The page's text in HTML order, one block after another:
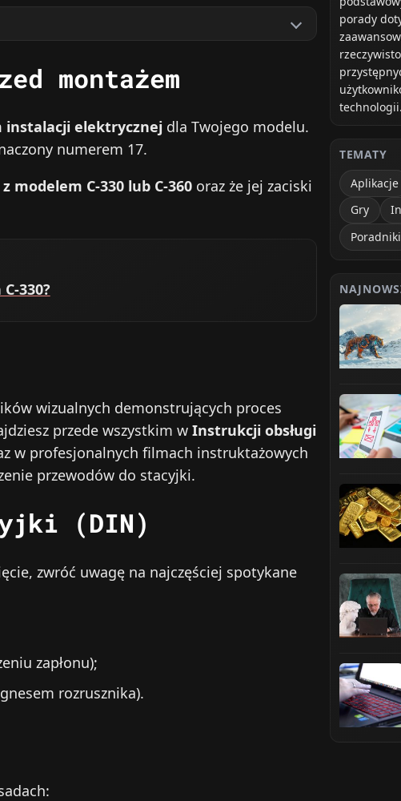
montażem
instalacji elektrycznej dla Twojego modelu.
numerem 17.
modelem C-330 lub C-360 oraz że jej zaciski
330?
wizualnych demonstrujących proces
przede wszystkim w Instrukcji obsługi
w profesjonalnych filmach instruktażowych
przewodów do stacyjki.
(DIN)
zwróć uwagę na najczęściej spotykane
zapłonu);
rozrusznika).
porady
technologii.
TEMATY
Aplikacje
Gry
Poradniki